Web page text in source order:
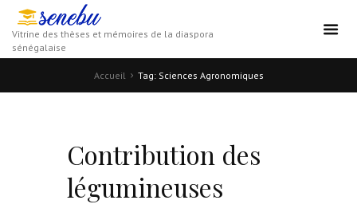
Vitrine des thèses et mémoires de la diaspora
sénégalaise
Accueil Tag: Sciences Agronomiques
Contribution des
légumineuses